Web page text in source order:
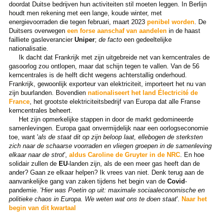
doordat Duitse bedrijven hun activiteiten stil moeten leggen. In Berlijn
houdt men rekening met een lange, koude winter, met
energievoorraden die tegen februari, maart 2023 penibel worden. De
Duitsers overwegen een forse aanschaf van aandelenin de haast
failliete gasleverancier Uniper; de factoeen gedeeltelijke
nationalisatie.
Ik dacht dat Frankrijk met zijn uitgebreide net van kerncentrales de
gasoorlog zou ontlopen, maar dat schijn tegen te vallen. Van de 56
kerncentrales is de helft dicht wegens achterstallig onderhoud.
Frankrijk, gewoonlijk exporteur van elektriciteit, importeert het nu van
zijn buurlanden. Bovendien nationaliseert het land Électricité de
France, het grootste elektriciteitsbedrijf van Europa dat alle Franse
kerncentrales beheert.
Het zijn opmerkelijke stappen in door de markt gedomineerde
samenlevingen. Europa gaat onvermijdelijk naar een oorlogseconomie
toe, want 'als de staat dit op zijn beloop laat, ellebogen de sterksten
zich naar de schaarse voorraden en vliegen groepen in de samenleving
elkaar naar de strot', aldus Caroline de Gruyter in de NRC. En hoe
solidair zullen de EU-landen zijn, als de een meer gas heeft dan de
ander? Gaan ze elkaar helpen? Ik vrees van niet. Denk terug aan de
aanvankelijke gang van zaken tijdens het begin van de Covid-
pandemie. 'Hier was Poetin op uit: maximale sociaaleconomische en
politieke chaos in Europa. We weten wat ons te doen staat'. Naar het
begin van dit kwartaal